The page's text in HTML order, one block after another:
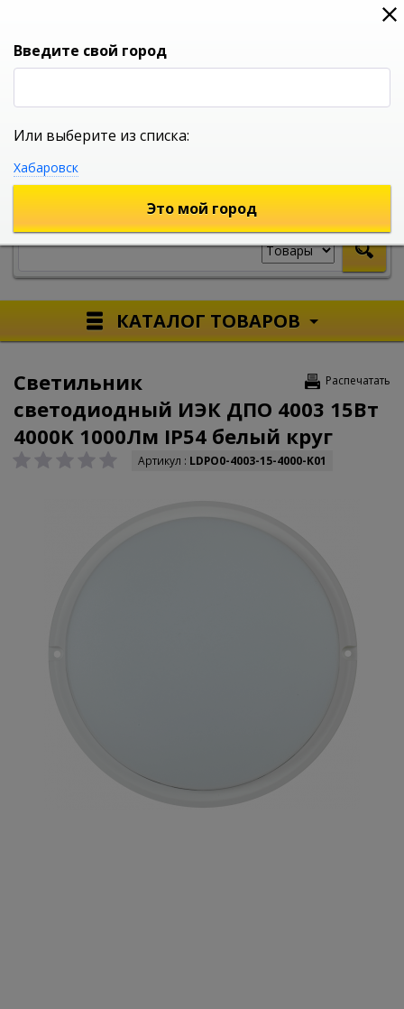
0
УНИВЕРСАЛЬНЫЙ ИНТЕРНЕТ МАГАЗИН
КАТАЛОГ ТОВАРОВ
Распечатать
Светильник
светодиодный ИЭК ДПО 4003 15Вт
4000K 1000Лм IP54 белый круг
Артикул : LDPO0-4003-15-4000-K01
Введите свой город
Или выберите из списка:
Хабаровск
Это мой город